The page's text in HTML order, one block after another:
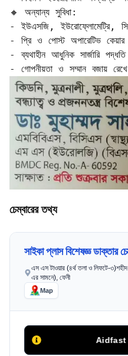
🔸 অন্যান্য সুবিধা:
- ইউএসজি, ইউরোফ্লোমেট্রি,
- প্রি ও পোস্ট অপারেটিভ
- ব্যথাহীন আধুনিক সার্জারি
- গোপনীয়তা ও সম্মান বজায় রেখে
চেম্বারের তথ্য
সাইকা প্লাস বিশেষজ্ঞ ডাক্তার
এস এস টাওয়ার (৪র্থ তলা ও লিফটে-
এর সামনে), ফেনী
Map
Aidfast থেকে